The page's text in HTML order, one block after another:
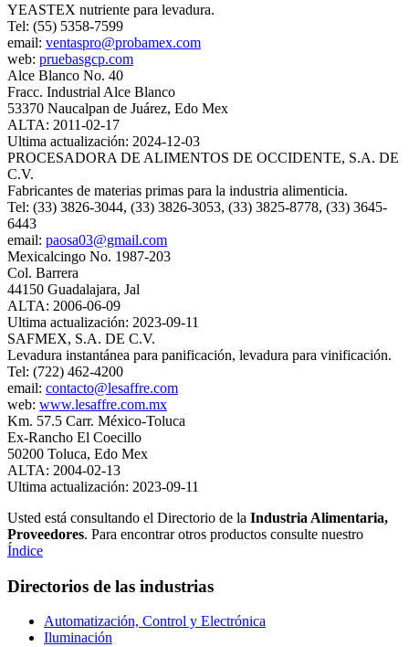
YEASTEX nutriente para levadura.
Tel: (55) 5358-7599
email: ventaspro@probamex.com
web: pruebasgcp.com
Alce Blanco No. 40
Fracc. Industrial Alce Blanco
53370 Naucalpan de Juárez, Edo Mex
ALTA: 2011-02-17
Ultima actualización: 2024-12-03
PROCESADORA DE ALIMENTOS DE OCCIDENTE, S.A. DE
C.V.
Fabricantes de materias primas para la industria alimenticia.
Tel: (33) 3826-3044, (33) 3826-3053, (33) 3825-8778, (33) 3645-
6443
email: paosa03@gmail.com
Mexicalcingo No. 1987-203
Col. Barrera
44150 Guadalajara, Jal
ALTA: 2006-06-09
Ultima actualización: 2023-09-11
SAFMEX, S.A. DE C.V.
Levadura instantánea para panificación, levadura para vinificación.
Tel: (722) 462-4200
email: contacto@lesaffre.com
web: www.lesaffre.com.mx
Km. 57.5 Carr. México-Toluca
Ex-Rancho El Coecillo
50200 Toluca, Edo Mex
ALTA: 2004-02-13
Ultima actualización: 2023-09-11
Usted está consultando el Directorio de la Industria Alimentaria,
Proveedores. Para encontrar otros productos consulte nuestro
Índice
Directorios de las industrias
Automatización, Control y Electrónica
Iluminación